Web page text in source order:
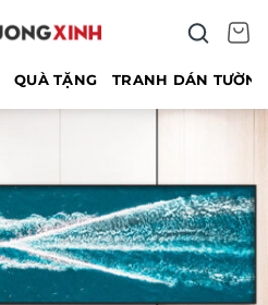
QUÀ TẶNG TRANH DÁN